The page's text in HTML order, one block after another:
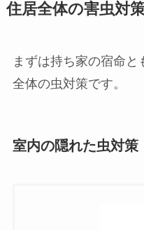
住居全体の害虫対
まずは持ち家の宿命
全体の虫対策です。
室内の隠れた虫対策